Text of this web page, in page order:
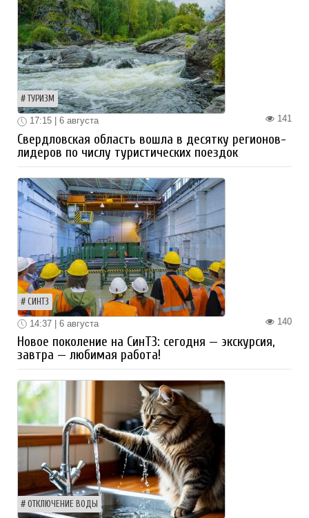
ТУРИЗМ
141
17:15 | 6 августа
Свердловская область вошла в десятку регионов-
лидеров по числу туристических поездок
СИНТЗ
140
14:37 | 6 августа
Новое поколение на СинТЗ: сегодня — экскурсия,
завтра — любимая работа!
ОТКЛЮЧЕНИЕ ВОДЫ